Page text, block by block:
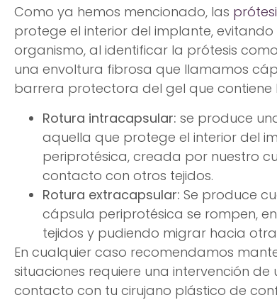
Como ya hemos mencionado, las
protege el interior del implante,
organismo, al identificar la prótesis
una envoltura fibrosa que llamamos
barrera protectora del gel que contiene
Rotura intracapsular: se produce
aquella que protege el interior del
periprotésica, creada por nuestro
contacto con otros tejidos.
Rotura extracapsular: Se produce
cápsula periprotésica se rompen,
tejidos y pudiendo migrar hacia
En cualquier caso recomendamos
situaciones requiere una intervención
contacto con tu cirujano plástico de